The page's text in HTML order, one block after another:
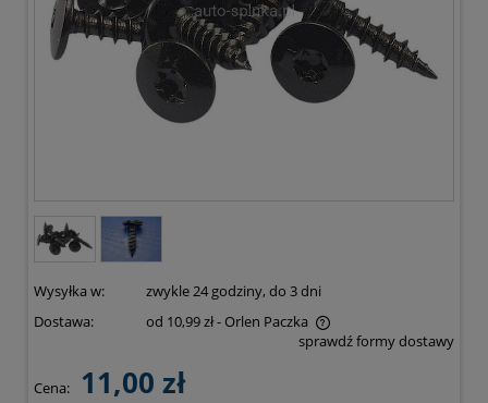
Wysyłka w:
zwykle 24 godziny, do 3 dni
Dostawa:
od 10,99 zł- Orlen Paczka
Cena nie zawiera ewentualnych kosztów płatnościsprawdź formy dostawy
Cena: 11,00 zł